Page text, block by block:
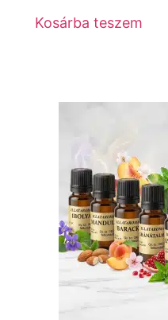
Kosárba teszem